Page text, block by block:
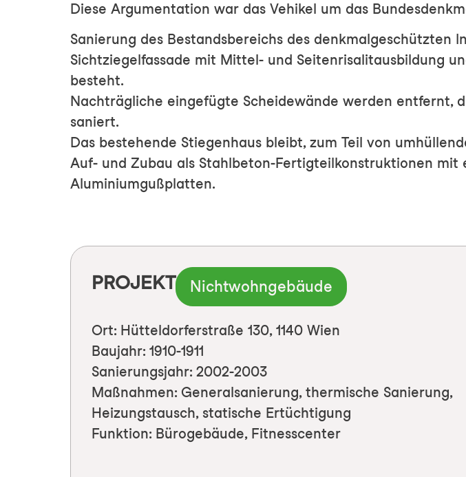
Diese Argumentation war das Vehikel um das
Sanierung des Bestandsbereichs des
Sichtziegelfassade mit Mittel- und Seitenrisalitausbildung
besteht.
Nachträgliche eingefügte Scheidewände werden entfernt,
saniert.
Das bestehende Stiegenhaus bleibt, zum Teil von
Auf- und Zubau als Stahlbeton-Fertigteilkonstruktionen
Aluminiumgußplatten.
PROJEKT Nichtwohngebäude
Ort: Hütteldorferstraße 130, 1140 Wien
Baujahr: 1910-1911
Sanierungsjahr: 2002-2003
Maßnahmen: Generalsanierung, thermische Sanierung,
Heizungstausch, statische Ertüchtigung
Funktion: Bürogebäude, Fitnesscenter